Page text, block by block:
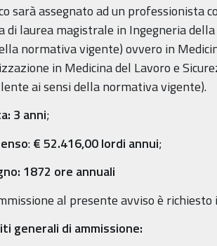
sarà assegnato ad un
di laurea magistrale in Ingegneria
normativa vigente) ovvero in
in Medicina del Lavoro e
ai sensi della normativa vigente).
3 anni;
:€ 52.416,00 lordi annui;
1872 ore annuali
al presente avviso è
generali di ammissione: